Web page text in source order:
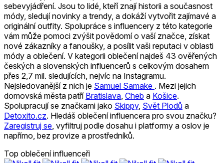
sebevyjádření. Jsou to lidé, kteří znají historii a současnost
módy, sledují novinky a trendy, a dokáží vytvořit zajímavé a
originální outfity. Spolupráce s influencery z této kategorie
vám může pomoci zvýšit povědomí o vaší značce, získat
nové zákazníky a fanoušky, a posílit vaši reputaci v oblasti
módy a oblečení. V kategorii oblečení najdeš 43 ověřených
českých a slovenských influencerů s celkovým dosahem
přes 2,7 mil. sledujících, nejvíc na Instagramu.
Nejsledovanější z nich je Samuel Samake . Mezi jejich
domovská města patří Bratislava Cheb a Košice.
Spolupracují se značkami jako Skippy, Svět Plodů a
Detoxito.cz. Hledáš oblečení influencera pro svou značku?
Zaregistruj se , vyfiltruj podle dosahu i platformy a oslov je
napřímo, bez provize a prostředníků.
Top oblečení influenceři